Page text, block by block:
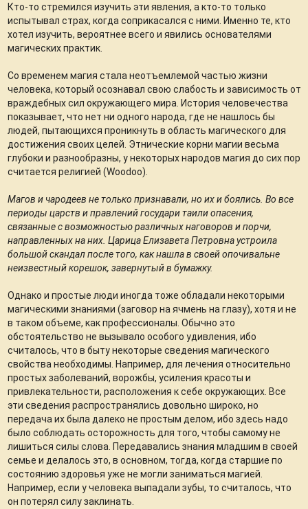
Кто-то стремился изучить эти явления, а кто-то только
испытывал страх, когда соприкасался с ними. Именно те, кто
хотел изучить, вероятнее всего и явились основателями
магических практик.
Со временем магия стала неотъемлемой частью жизни
человека, который осознавал свою слабость и зависимость от
враждебных сил окружающего мира. История человечества
показывает, что нет ни одного народа, где не нашлось бы
людей, пытающихся проникнуть в область магического для
достижения своих целей. Этнические корни магии весьма
глубоки и разнообразны, у некоторых народов магия до сих пор
считается религией (Woodoo).
Магов и чародеев не только признавали, но их и боялись. Во все
периоды царств и правлений государи таили опасения,
связанные с возможностью различных наговоров и порчи,
направленных на них. Царица Елизавета Петровна устроила
большой скандал после того, как нашла в своей опочивальне
неизвестный корешок, завернутый в бумажку.
Однако и простые люди иногда тоже обладали некоторыми
магическими знаниями (заговор на ячмень на глазу), хотя и не
в таком объеме, как профессионалы. Обычно это
обстоятельство не вызывало особого удивления, ибо
считалось, что в быту некоторые сведения магического
свойства необходимы. Например, для лечения относительно
простых заболеваний, ворожбы, усиления красоты и
привлекательности, расположения к себе окружающих. Все
эти сведения распространялись довольно широко, но
передача их была далеко не простым делом, ибо здесь надо
было соблюдать осторожность для того, чтобы самому не
лишиться силы слова. Передавались знания младшим в своей
семье и делалось это, в основном, тогда, когда старшие по
состоянию здоровья уже не могли заниматься магией.
Например, если у человека выпадали зубы, то считалось, что
он потерял силу заклинать.